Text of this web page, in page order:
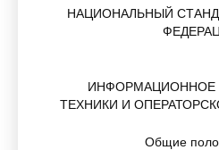
НАЦИОНАЛЬНЫЙ
ИНФОРМАЦИОННОЕ
ТЕХНИКИ И
Общие